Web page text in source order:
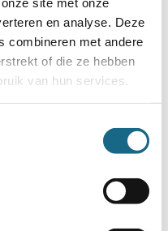
en analyse. Deze
combineren met andere
of die ze hebben
van hun services.